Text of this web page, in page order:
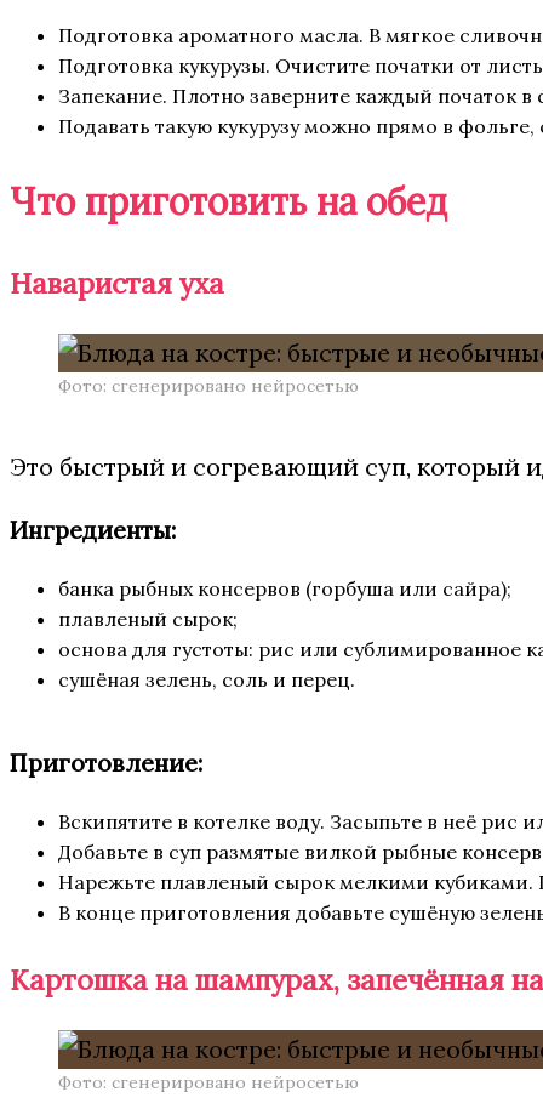
Подготовка ароматного масла. В мягкое
Подготовка кукурузы. Очистите початки от
Запекание. Плотно заверните каждый початок в
Подавать такую кукурузу можно прямо в
Что приготовить на обед
Наваристая уха
Фото: сгенерировано нейросетью
Это быстрый и согревающий суп, который
Ингредиенты:
банка рыбных консервов (горбуша или сайра);
плавленый сырок;
основа для густоты: рис или сублимированное
сушёная зелень, соль и перец.
Приготовление:
Вскипятите в котелке воду. Засыпьте в неё
Добавьте в суп размятые вилкой рыбные
Нарежьте плавленый сырок мелкими кубиками.
В конце приготовления добавьте сушёную
Картошка на шампурах, запечённая
Фото: сгенерировано нейросетью